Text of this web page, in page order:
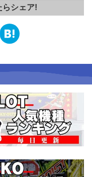
らシェア!